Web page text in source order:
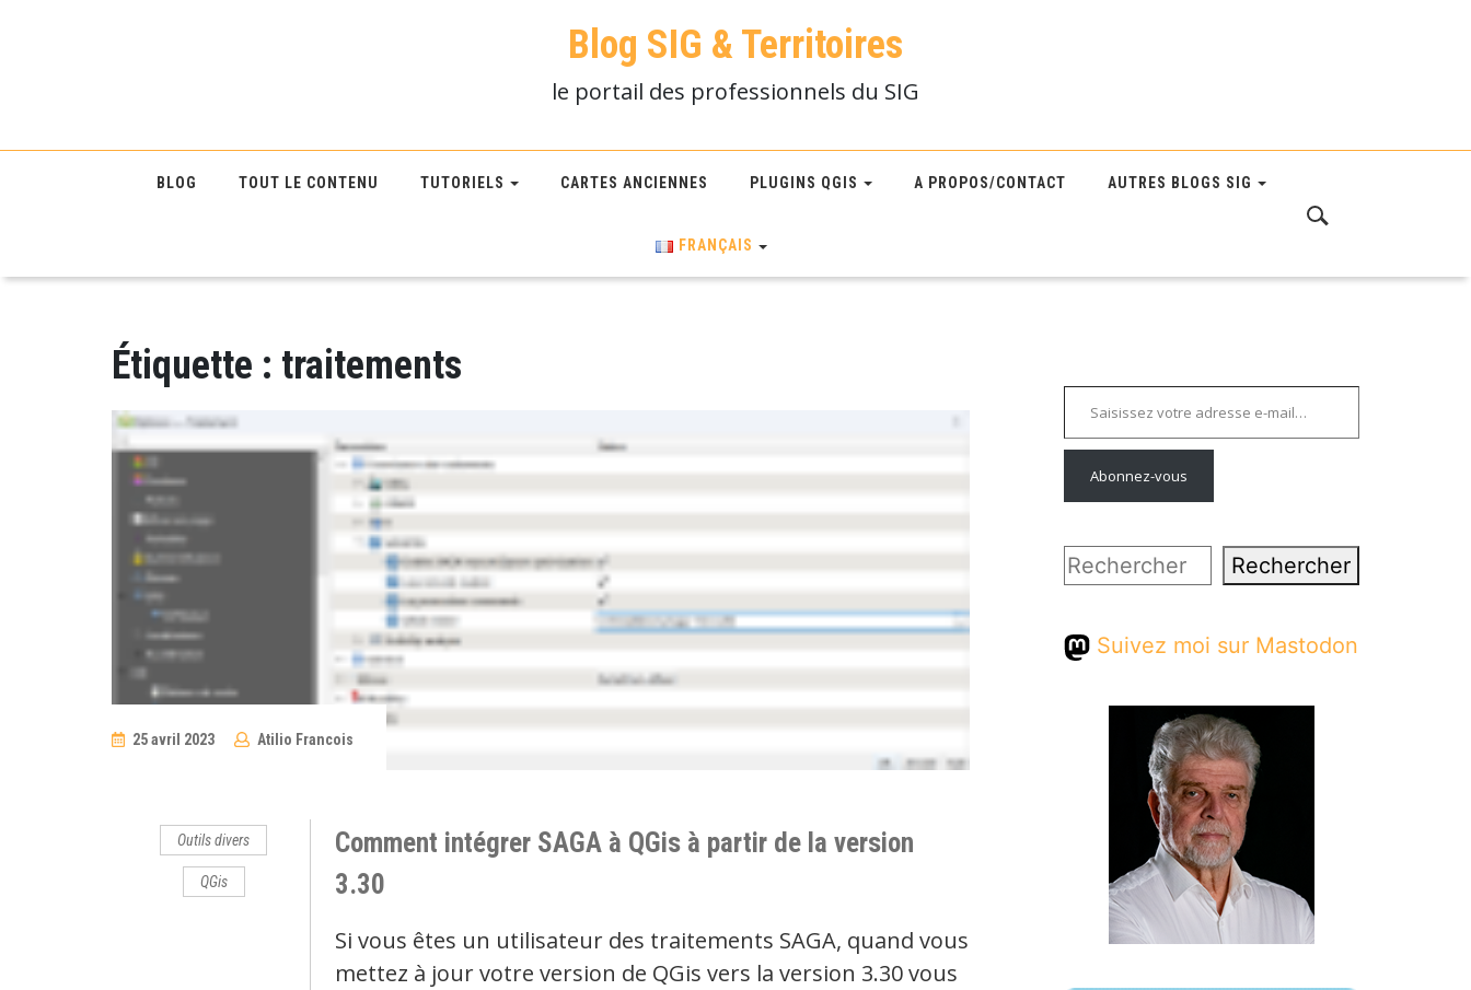
Blog SIG & Territoires
le portail des professionnels du SIG
BLOG TOUT LE CONTENU TUTORIELS CARTES ANCIENNES PLUGINS QGIS A PROPOS/CONTACT AUTRES BLOGS SIG
FRANÇAIS
Étiquette : traitements
25 avril 2023 Atilio Francois
Outils divers
QGis
Comment intégrer SAGA à QGis à partir de la version
3.30
Si vous êtes un utilisateur des traitements SAGA, quand vous
mettez à jour votre version de QGis vers la version 3.30 vous
Saisissez votre adresse e-mail…
Abonnez-vous
Rechercher Rechercher
Suivez moi sur Mastodon